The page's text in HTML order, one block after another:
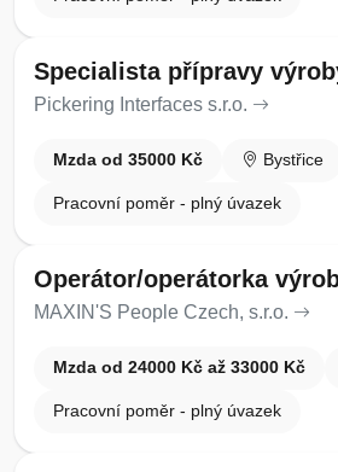
Specialista přípravy
Pickering Interfaces s.r.o.
Mzda od 35000 Kč Bystřice
Pracovní poměr - plný úvazek
Operátor/operátorka
MAXIN'S People Czech, s.r.o.
Mzda od 24000 Kč až 33000 Kč
Pracovní poměr - plný úvazek